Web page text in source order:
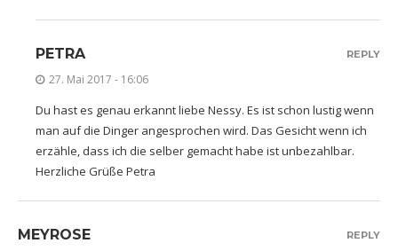
PETRA
27. Mai 2017 - 16:06
Du hast es genau erkannt liebe Nessy. Es ist schon lustig wenn
man auf die Dinger angesprochen wird. Das Gesicht wenn ich
erzähle, dass ich die selber gemacht habe ist unbezahlbar.
Herzliche Grüße Petra
REPLY
MEYROSE REPLY